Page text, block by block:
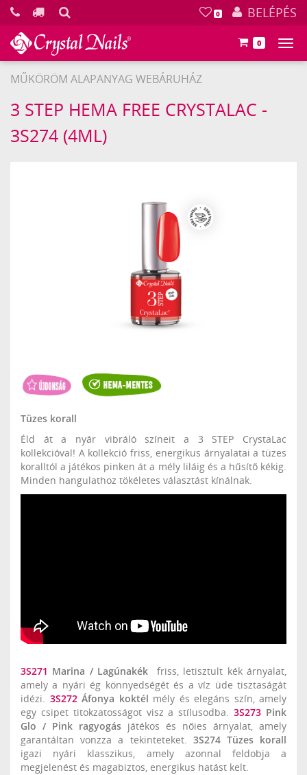
0 BELÉPÉS
0
MŰKÖRÖM ALAPANYAG WEBÁRUHÁZ
Crystal
Nails
3 STEP HEMA FREE CRYSTALAC -
3S274 (4ML)
Tüzes korall
Éld át a nyár vibráló színeit a 3 STEP CrystaLac
kollekcióval! A kollekció friss, energikus árnyalatai a tüzes
koralltól a játékos pinken át a mély liláig és a hűsítő kékig.
Minden hangulathoz tökéletes választást kínálnak.
3S271 Marina / Lagúnakék
friss, letisztult kék árnyalat,
amely a nyári ég könnyedségét és a víz üde tisztaságát
idézi. 3S272 Áfonya koktél mély és elegáns szín, amely
egy csipet titokzatosságot visz a stílusodba.3S273 Pink
Glo / Pink ragyogás játékos és nőies árnyalat, amely
garantáltan vonzza a tekinteteket. 3S274 Tüzes korall
igazi nyári klasszikus, amely azonnal feldobja a
megjelenést és magabiztos, energikus hatást kelt.